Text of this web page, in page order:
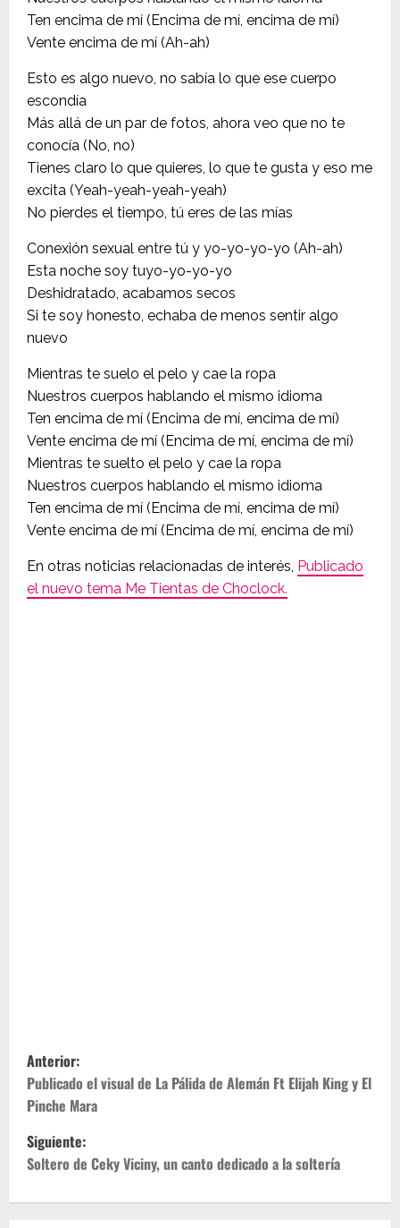
Ten encima de mí (Encima de mí, encima de mí)
Vente encima de mí (Ah-ah)
Esto es algo nuevo, no sabía lo que ese cuerpo
escondía
Más allá de un par de fotos, ahora veo que no te
conocía (No, no)
Tienes claro lo que quieres, lo que te gusta y eso me
excita (Yeah-yeah-yeah-yeah)
No pierdes el tiempo, tú eres de las mías
Conexión sexual entre tú y yo-yo-yo-yo (Ah-ah)
Esta noche soy tuyo-yo-yo-yo
Deshidratado, acabamos secos
Si te soy honesto, echaba de menos sentir algo
nuevo
Mientras te suelo el pelo y cae la ropa
Nuestros cuerpos hablando el mismo idioma
Ten encima de mí (Encima de mí, encima de mí)
Vente encima de mí (Encima de mí, encima de mí)
Mientras te suelto el pelo y cae la ropa
Nuestros cuerpos hablando el mismo idioma
Ten encima de mí (Encima de mí, encima de mí)
Vente encima de mí (Encima de mí, encima de mí)
En otras noticias relacionadas de interés, Publicado
el nuevo tema Me Tientas de Choclock.
N
a
v
e
g
Anterior:
Publicado el visual de La Pálida de Alemán Ft Elijah King y El
Pinche Mara
Siguiente:
Soltero de Ceky Viciny, un canto dedicado a la soltería